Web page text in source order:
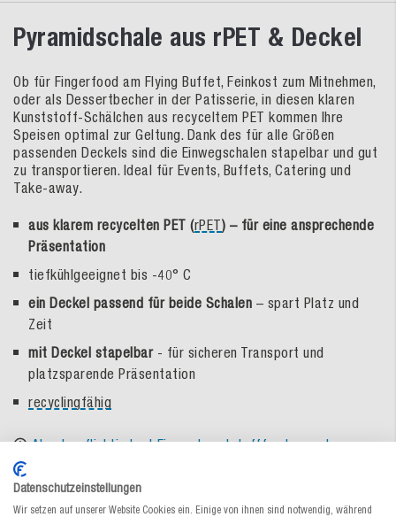
Pyramidschale aus rPET & Deckel
Ob für Fingerfood am Flying Buffet, Feinkost zum Mitnehmen,
oder als Dessertbecher in der Patisserie, in diesen klaren
Kunststoff-Schälchen aus recyceltem PET kommen Ihre
Speisen optimal zur Geltung. Dank des für alle Größen
passenden Deckels sind die Einwegschalen stapelbar und gut
zu transportieren. Ideal für Events, Buffets, Catering und
Take-away.
aus klarem recycelten PET (rPET) – für eine ansprechende
Präsentation
tiefkühlgeeignet bis -40° C
ein Deckel passend für beide Schalen – spart Platz und
Zeit
mit Deckel stapelbar- für sicheren Transport und
platzsparende Präsentation
recyclingfähig
Abgabepflichtig laut Einwegkunststofffondsgesetz
Zur Bestelltabelle ↑
Datenschutzeinstellungen
Wir setzen auf unserer Website Cookies ein. Einige von ihnen sind notwendig, während